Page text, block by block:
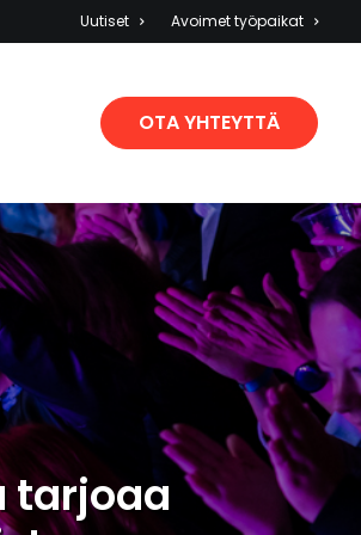
Uutiset Avoimet työpaikat
OTA YHTEYTTÄ
tarjoaa